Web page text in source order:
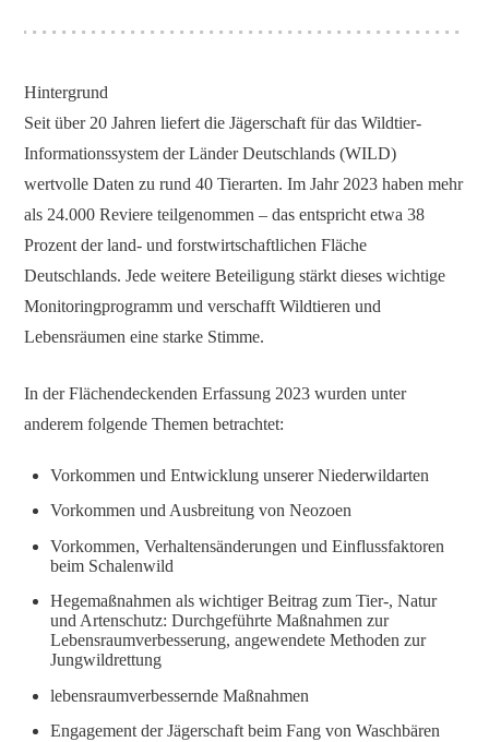
Hintergrund
Seit über 20 Jahren liefert die Jägerschaft für das Wildtier-
Informationssystem der Länder Deutschlands (WILD)
wertvolle Daten zu rund 40 Tierarten. Im Jahr 2023 haben mehr
als 24.000 Reviere teilgenommen – das entspricht etwa 38
Prozent der land- und forstwirtschaftlichen Fläche
Deutschlands. Jede weitere Beteiligung stärkt dieses wichtige
Monitoringprogramm und verschafft Wildtieren und
Lebensräumen eine starke Stimme.
In der Flächendeckenden Erfassung 2023 wurden unter
anderem folgende Themen betrachtet:
Vorkommen und Entwicklung unserer Niederwildarten
Vorkommen und Ausbreitung von Neozoen
Vorkommen, Verhaltensänderungen und Einflussfaktoren
beim Schalenwild
Hegemaßnahmen als wichtiger Beitrag zum Tier-, Natur
und Artenschutz: Durchgeführte Maßnahmen zur
Lebensraumverbesserung, angewendete Methoden zur
Jungwildrettung
lebensraumverbessernde Maßnahmen
Engagement der Jägerschaft beim Fang von Waschbären